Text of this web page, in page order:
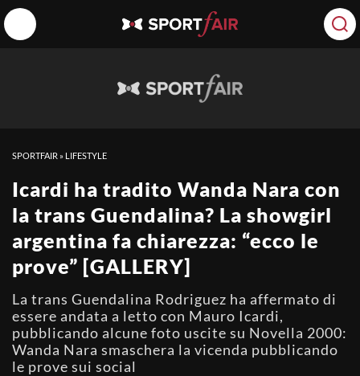
SPORTFAIR » LIFESTYLE
Icardi ha tradito Wanda Nara con
la trans Guendalina? La showgirl
argentina fa chiarezza: “ecco le
prove” [GALLERY]
La trans Guendalina Rodriguez ha affermato di
essere andata a letto con Mauro Icardi,
pubblicando alcune foto uscite su Novella 2000:
Wanda Nara smaschera la vicenda pubblicando
le prove sui social